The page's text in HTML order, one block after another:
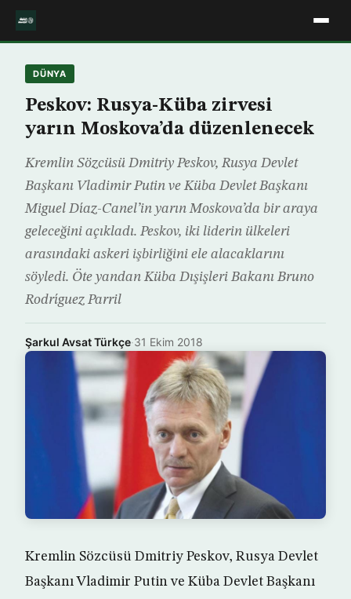
DÜNYA
Peskov: Rusya-Küba zirvesi
yarın Moskova’da düzenlenecek
Kremlin Sözcüsü Dmitriy Peskov, Rusya Devlet
Başkanı Vladimir Putin ve Küba Devlet Başkanı
Miguel Díaz-Canel’in yarın Moskova’da bir araya
geleceğini açıkladı. Peskov, iki liderin ülkeleri
arasındaki askeri işbirliğini ele alacaklarını
söyledi. Öte yandan Küba Dışişleri Bakanı Bruno
Rodríguez Parril
Şarkul Avsat Türkçe·31 Ekim 2018
Kremlin Sözcüsü Dmitriy Peskov, Rusya Devlet
Başkanı Vladimir Putin ve Küba Devlet Başkanı